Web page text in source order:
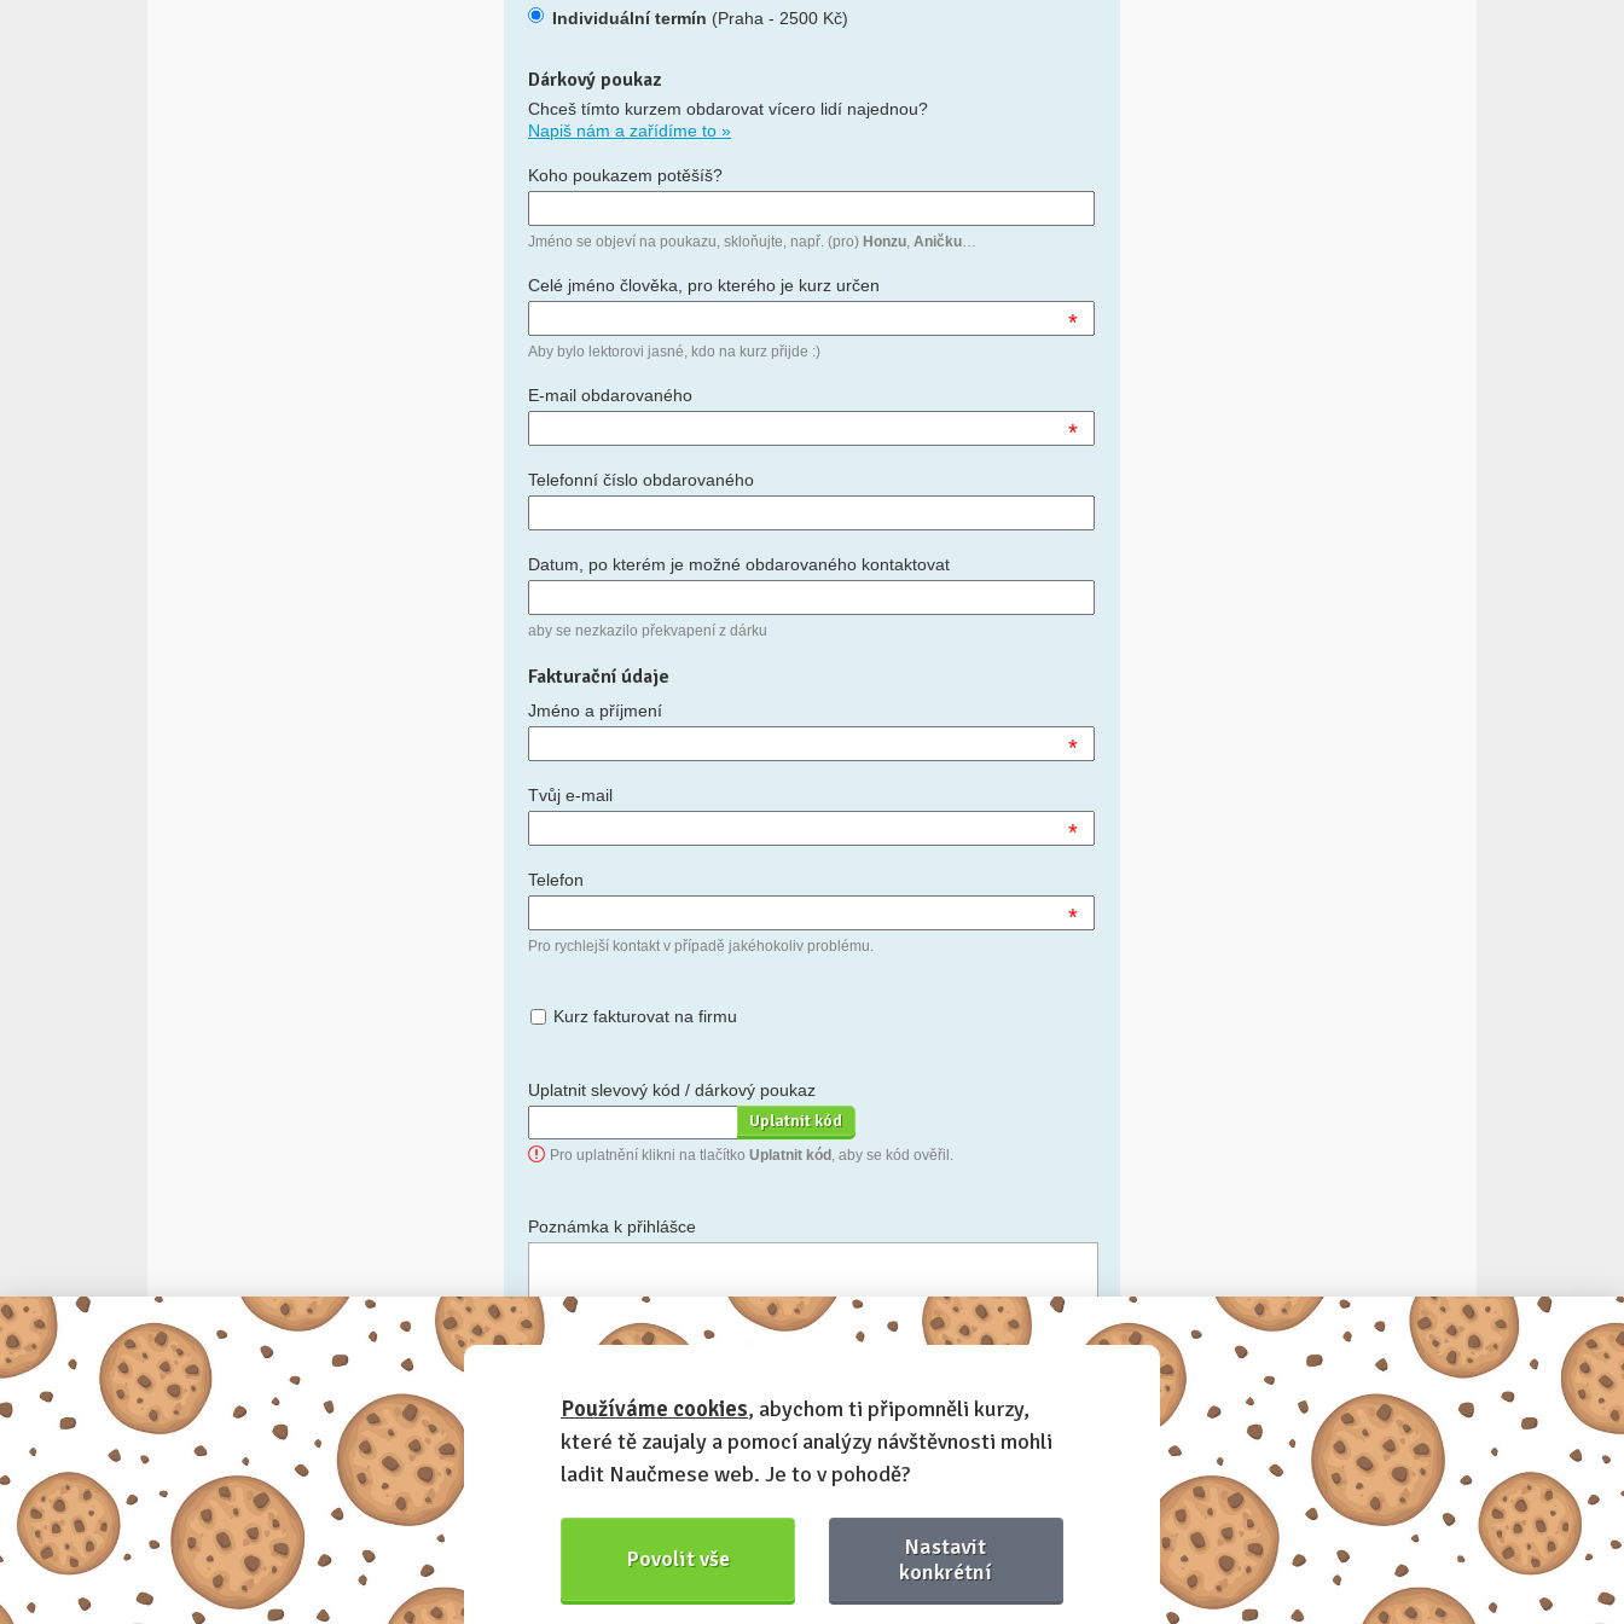
Individuální termín (Praha - 2500 Kč)
Dárkový poukaz
Chceš tímto kurzem obdarovat vícero lidí najednou?
Napiš nám a zařídíme to »
Koho poukazem potěšíš?
Jméno se objeví na poukazu, skloňujte, např. (pro) Honzu Aničku
Celé jméno člověka, pro kterého je kurz určen
*
Aby bylo lektorovi jasné, kdo na kurz přijde :)
E-mail obdarovaného
*
Telefonní číslo obdarovaného
Datum, po kterém je možné obdarovaného kontaktovat
aby se nezkazilo překvapení z dárku
Fakturační údaje
Jméno a příjmení
*
Tvůj e-mail
*
Telefon
*
Pro rychlejší kontakt v případě jakéhokoliv problému.
Kurz fakturovat na firmu
Uplatnit slevový kód / dárkový poukaz
Pro uplatnění klikni na tlačítko Uplatnit kód , aby se kód ověřil.
Poznámka k přihlášce
Anonymní profil– odesláním přihlášky se automaticky vytvoří tvůj
profil na Naučmese. Zatrhni tuto volbu a profil bude skrytý.
Chci dostávat Naučmese newsletter
Používáme cookies, abychom ti připomněli kurzy,
které tě zaujaly a pomocí analýzy návštěvnosti mohli
ladit Naučmese web. Je to v pohodě?
Povolit vše
Nastavit
konkrétní